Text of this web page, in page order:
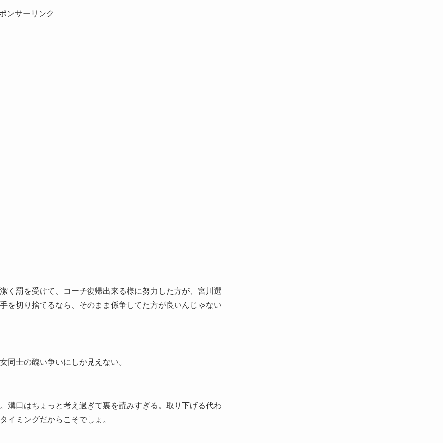
ンサーリンク
く罰を受けて、コーチ復帰出来る様に努力した方が、宮川選
を切り捨てるなら、そのまま係争してた方が良いんじゃない
同士の醜い争いにしか見えない。
溝口はちょっと考え過ぎて裏を読みすぎる。取り下げる代わ
イミングだからこそでしょ。